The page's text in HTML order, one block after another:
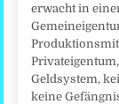
erwacht in
Geldsystem,
keine